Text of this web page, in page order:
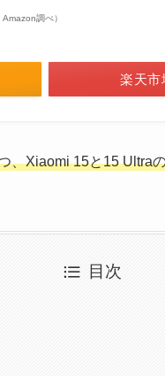
調べ）
楽天市
、Xiaomi 15と15 Ultra
目次